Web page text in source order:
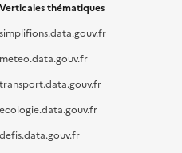
Verticales thématiques
simplifions.data.gouv.fr
meteo.data.gouv.fr
transport.data.gouv.fr
ecologie.data.gouv.fr
defis.data.gouv.fr